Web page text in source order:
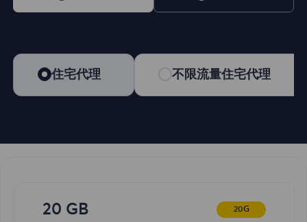
住宅代理 不限流量住宅代理
20 GB 20G